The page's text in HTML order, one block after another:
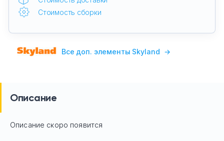
Стоимость сборки
Все доп. элементы Skyland →
Описание
Описание скоро появится